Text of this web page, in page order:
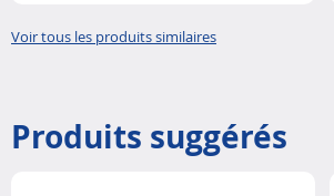
Voir tous les produits similaires
Produits suggérés